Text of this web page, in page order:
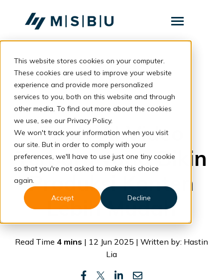
This website stores cookies on your computer.
These cookies are used to improve your website
experience and provide more personalized
services to you, both on this website and through
other media. To find out more about the cookies
we use, see our Privacy Policy.
We won't track your information when you visit
our site. But in order to comply with your
preferences, we'll have to use just one tiny cookie
so that you're not asked to make this choice
again.
Accept
Decline
Toggle
Layanan Toggle
children
Layanan
Komunitas
Tentang
Resources Toggle
children
Resources
Konsultasi
back to blog
Technology
Tools AI Video
Terbaru yang Bikin
Produksi Konten
Lebih Mudah
Read Time 4 mins | 12 Jun 2025 | Written by: Hastin
Lia